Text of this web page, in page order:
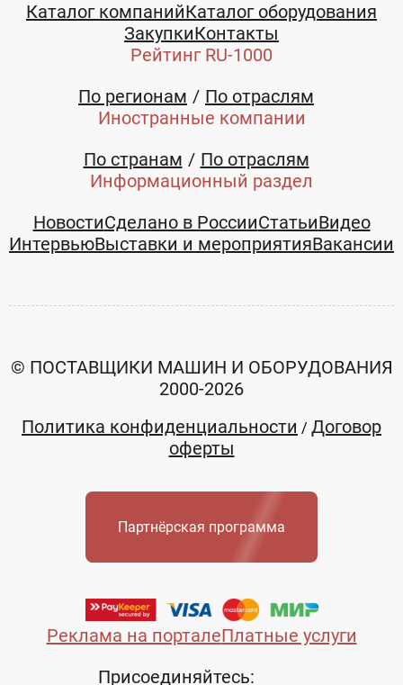
Каталог компанийКаталог оборудования
ЗакупкиКонтакты
Рейтинг RU-1000
По регионам
По отраслям
Иностранные компании
По странам
По отраслям
Информационный раздел
НовостиСделано в РоссииСтатьиВидео
ИнтервьюВыставки и мероприятияВакансии
Реклама на порталеПлатные услуги
© ПОСТАВЩИКИ МАШИН И ОБОРУДОВАНИЯ
2000-2026
Политика конфиденциальности / Договор
оферты
Партнёрская программа
Присоединяйтесь: